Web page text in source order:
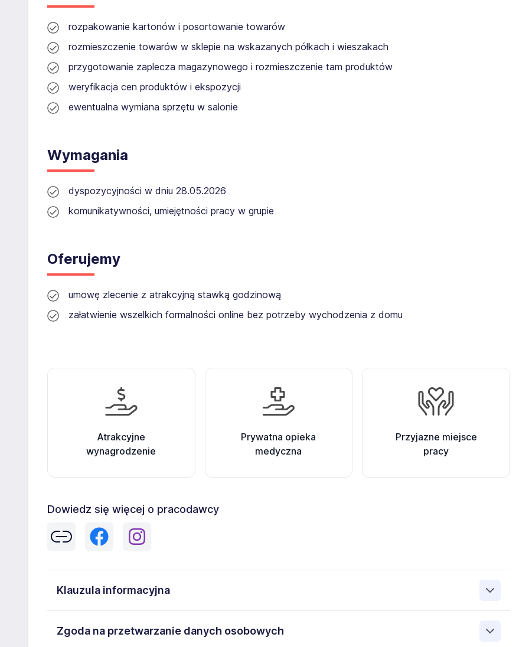
rozpakowanie kartonów i posortowanie towarów
rozmieszczenie towarów w sklepie na wskazanych półkach i wieszakach
przygotowanie zaplecza magazynowego i rozmieszczenie tam produktów
weryfikacja cen produktów i ekspozycji
ewentualna wymiana sprzętu w salonie
Wymagania
dyspozycyjności w dniu 28.05.2026
komunikatywności, umiejętności pracy w grupie
Oferujemy
umowę zlecenie z atrakcyjną stawką godzinową
załatwienie wszelkich formalności online bez potrzeby wychodzenia z domu
Atrakcyjne
wynagrodzenie
Prywatna opieka
medyczna
Przyjazne miejsce
pracy
Dowiedz się więcej o pracodawcy
Klauzula informacyjna
14, NIP: 8361662689. Moje dane osobowe przetwarzane są w celu rekrutacji przez Administratora. Wiem, że
Zgoda na przetwarzanie danych osobowych